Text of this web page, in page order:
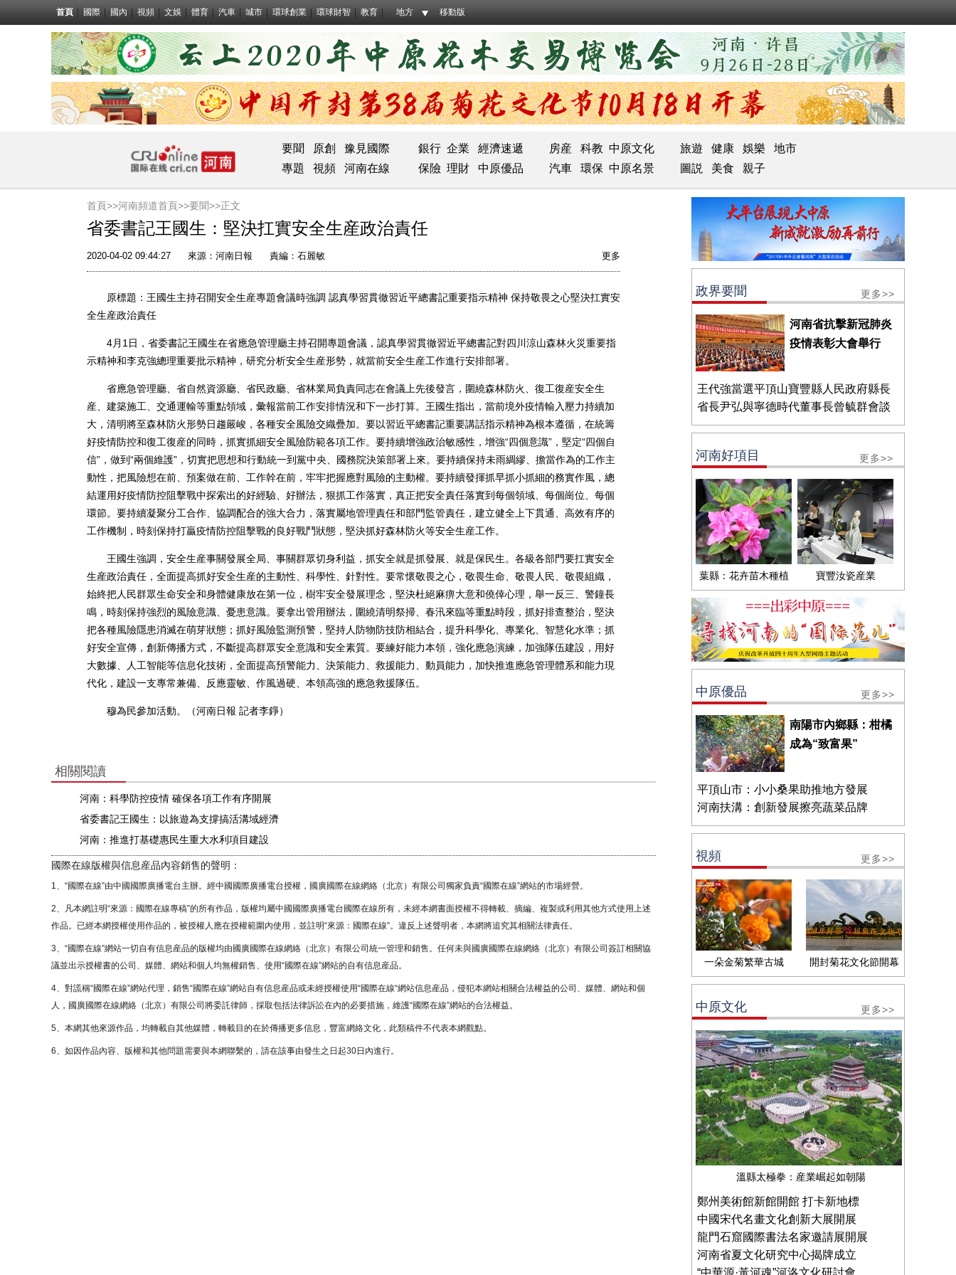
首頁 國際 國內 視頻 文娛 體育 汽車 城市 環球創業 環球財智 教育 地方 移動版
要聞 原創 豫見國際 銀行 企業 經濟速遞 房産 科教 中原文化 旅遊 健康 娛樂
地市
專題
視頻 河南在線 保險 理財 中原優品 汽車 環保 中原名景 圖説 美食 親子
首頁>>河南頻道首頁>>要聞>>正文
省委書記王國生：堅決扛實安全生産政治責任
2020-04-02 09:44:27 來源： 河南日報 責編：石麗敏 更多
原標題：王國生主持召開安全生産專題會議時強調 認真學習貫徹習近平總書記重要指示精神 保持敬畏之心堅決扛實安
全生産政治責任
4月1日，省委書記王國生在省應急管理廳主持召開專題會議，認真學習貫徹習近平總書記對四川涼山森林火災重要指
示精神和李克強總理重要批示精神，研究分析安全生産形勢，就當前安全生産工作進行安排部署。
省應急管理廳、省自然資源廳、省民政廳、省林業局負責同志在會議上先後發言，圍繞森林防火、復工復産安全生
産、建築施工、交通運輸等重點領域，彙報當前工作安排情況和下一步打算。王國生指出，當前境外疫情輸入壓力持續加
大，清明將至森林防火形勢日趨嚴峻，各種安全風險交織疊加。要以習近平總書記重要講話指示精神為根本遵循，在統籌
好疫情防控和復工復産的同時，抓實抓細安全風險防範各項工作。要持續增強政治敏感性，增強“四個意識”，堅定“四個自
信”，做到“兩個維護”，切實把思想和行動統一到黨中央、國務院決策部署上來。要持續保持未雨綢繆、擔當作為的工作主
動性，把風險想在前、預案做在前、工作幹在前，牢牢把握應對風險的主動權。要持續發揮抓早抓小抓細的務實作風，總
結運用好疫情防控阻擊戰中探索出的好經驗、好辦法，狠抓工作落實，真正把安全責任落實到每個領域、每個崗位、每個
環節。要持續凝聚分工合作、協調配合的強大合力，落實屬地管理責任和部門監管責任，建立健全上下貫通、高效有序的
工作機制，時刻保持打贏疫情防控阻擊戰的良好戰鬥狀態，堅決抓好森林防火等安全生産工作。
王國生強調，安全生産事關發展全局、事關群眾切身利益，抓安全就是抓發展、就是保民生。各級各部門要扛實安全
生産政治責任，全面提高抓好安全生産的主動性、科學性、針對性。要常懷敬畏之心，敬畏生命、敬畏人民、敬畏組織，
始終把人民群眾生命安全和身體健康放在第一位，樹牢安全發展理念，堅決杜絕麻痹大意和僥倖心理，舉一反三、警鐘長
鳴，時刻保持強烈的風險意識、憂患意識。要拿出管用辦法，圍繞清明祭掃、春汛來臨等重點時段，抓好排查整治，堅決
把各種風險隱患消滅在萌芽狀態；抓好風險監測預警，堅持人防物防技防相結合，提升科學化、專業化、智慧化水準；抓
好安全宣傳，創新傳播方式，不斷提高群眾安全意識和安全素質。要練好能力本領，強化應急演練，加強隊伍建設，用好
大數據、人工智能等信息化技術，全面提高預警能力、決策能力、救援能力、動員能力，加快推進應急管理體系和能力現
代化，建設一支專常兼備、反應靈敏、作風過硬、本領高強的應急救援隊伍。
穆為民參加活動。（河南日報 記者李錚）
相關閱讀
河南：科學防控疫情 確保各項工作有序開展
省委書記王國生：以旅遊為支撐搞活溝域經濟
河南：推進打基礎惠民生重大水利項目建設
國際在線版權與信息産品內容銷售的聲明：
1、“國際在線”由中國國際廣播電台主辦。經中國國際廣播電台授權，國廣國際在線網絡（北京）有限公司獨家負責“國際在線”網站的市場經營。
2、凡本網註明“來源：國際在線專稿”的所有作品，版權均屬中國國際廣播電台國際在線所有，未經本網書面授權不得轉載、摘編、複製或利用其他方式使用上述
作品。已經本網授權使用作品的，被授權人應在授權範圍內使用，並註明“來源：國際在線”。違反上述聲明者，本網將追究其相關法律責任。
3、“國際在線”網站一切自有信息産品的版權均由國廣國際在線網絡（北京）有限公司統一管理和銷售。任何未與國廣國際在線網絡（北京）有限公司簽訂相關協
議並出示授權書的公司、媒體、網站和個人均無權銷售、使用“國際在線”網站的自有信息産品。
4、對謊稱“國際在線”網站代理，銷售“國際在線”網站自有信息産品或未經授權使用“國際在線“網站信息産品，侵犯本網站相關合法權益的公司、媒體、網站和個
人，國廣國際在線網絡（北京）有限公司將委託律師，採取包括法律訴訟在內的必要措施，維護“國際在線”網站的合法權益。
5、本網其他來源作品，均轉載自其他媒體，轉載目的在於傳播更多信息，豐富網絡文化，此類稿件不代表本網觀點。
6、如因作品內容、版權和其他問題需要與本網聯繫的，請在該事由發生之日起30日內進行。
政界要聞 更多>>
河南省抗擊新冠肺炎
疫情表彰大會舉行
王代強當選平頂山寶豐縣人民政府縣長
省長尹弘與寧德時代董事長曾毓群會談
河南好項目 更多>>
葉縣：花卉苗木種植 寶豐汝瓷産業
中原優品 更多>>
南陽市內鄉縣：柑橘
成為“致富果”
平頂山市：小小桑果助推地方發展
河南扶溝：創新發展擦亮蔬菜品牌
視頻 更多>>
一朵金菊繁華古城 開封菊花文化節開幕
中原文化 更多>>
溫縣太極拳：産業崛起如朝陽
鄭州美術館新館開館 打卡新地標
中國宋代名畫文化創新大展開展
龍門石窟國際書法名家邀請展開展
河南省夏文化研究中心揭牌成立
“中華源·黃河魂”河洛文化研討會